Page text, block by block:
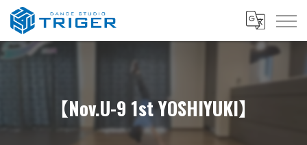
【Nov.U-9 1st YOSHIYUKI】